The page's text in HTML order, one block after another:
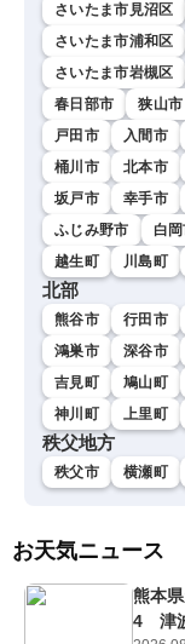
さいたま市見沼区
さいたま市浦和区
さいたま市岩槻区
春日部市
狭山市
戸田市
入間市
桶川市
北本市
坂戸市
幸手市
ふじみ野市
白
越生町
川島町
北部
熊谷市 行田市
鴻巣市
深谷市
吉見町
鳩山町
神川町
上里町
秩父地方
秩父市 横瀬町
お天気ニュース
熊本
4 津